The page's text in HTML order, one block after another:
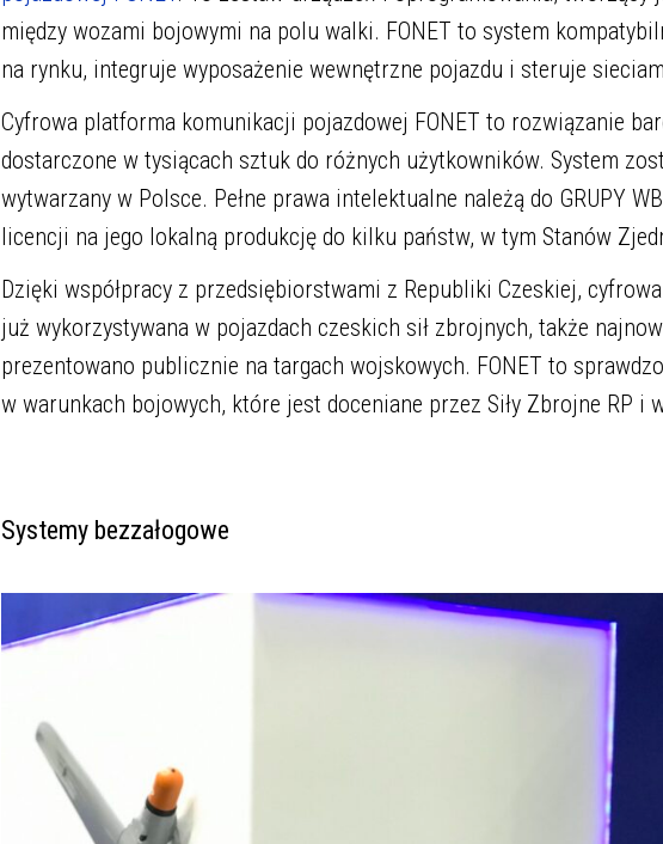
między wozami bojowymi na polu walki. FONET to system
na rynku, integruje wyposażenie wewnętrzne pojazdu i steruje
Cyfrowa platforma komunikacji pojazdowej FONET to rozwiązanie
dostarczone w tysiącach sztuk do różnych użytkowników. System
wytwarzany w Polsce. Pełne prawa intelektualne należą do GRUPY
licencji na jego lokalną produkcję do kilku państw, w tym Stanów
Dzięki współpracy z przedsiębiorstwami z Republiki Czeskiej,
już wykorzystywana w pojazdach czeskich sił zbrojnych, także
prezentowano publicznie na targach wojskowych. FONET to
w warunkach bojowych, które jest doceniane przez Siły Zbrojne RP i
Systemy bezzałogowe